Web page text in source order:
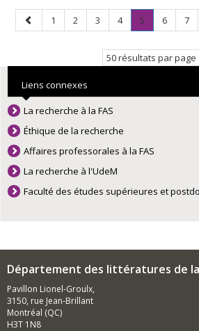
Page
précédente
Page
1 Page
2 Page
3 Page
4 Page
5
Page
Page
6 Page
7
50 résultats par page
Liens connexes
La recherche à la FAS
Éthique de la recherche
Affaires professorales à la FAS
La recherche à l'UdeM
Faculté des études supérieures et
Département des littératures de
Pavillon Lionel-Groulx,
3150, rue Jean-Brillant
Montréal (QC)
H3T 1N8